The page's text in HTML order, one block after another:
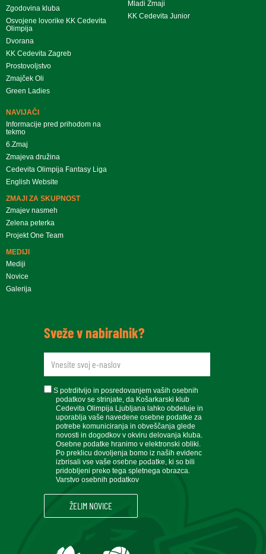
Zgodovina kluba
Osvojene lovorike KK Cedevita
Olimpija
Dvorana
KK Cedevita Zagreb
Prostovoljstvo
Zmajček Oli
Green Ladies
Mladi Zmaji
KK Cedevita Junior
NAVIJAČI
Informacije pred prihodom na
tekmo
6.Zmaj
Zmajeva družina
Cedevita Olimpija Fantasy Liga
English Website
ZMAJI ZA SKUPNOST
Zmajev nasmeh
Zelena peterka
Projekt One Team
MEDIJI
Mediji
Novice
Galerija
Sveže v nabiralnik?
newsletteremail
soglasje
S potrditvijo in posredovanjem vaših osebnih
podatkov se strinjate, da Košarkarski klub
Cedevita Olimpija Ljubljana lahko obdeluje in
uporablja vaše navedene osebne podatke za
potrebe komuniciranja in obveščanja glede
novosti in dogodkov v okviru delovanja kluba.
Osebne podatke hranimo v elektronski obliki.
Po preklicu dovoljenja bomo iz naših evidenc
izbrisali vse vaše osebne podatke, ki so bili
pridobljeni preko tega spletnega obrazca.
Varstvo osebnih podatkov